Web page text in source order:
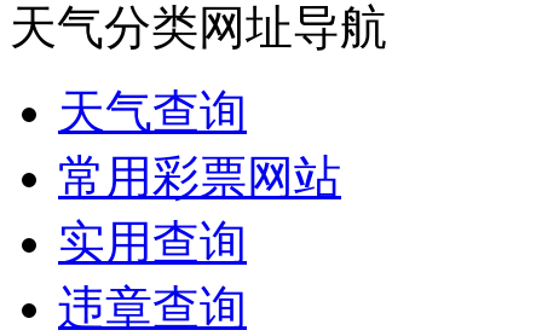
天气分类网址导航
天气查询
常用彩票网站
实用查询
违章查询